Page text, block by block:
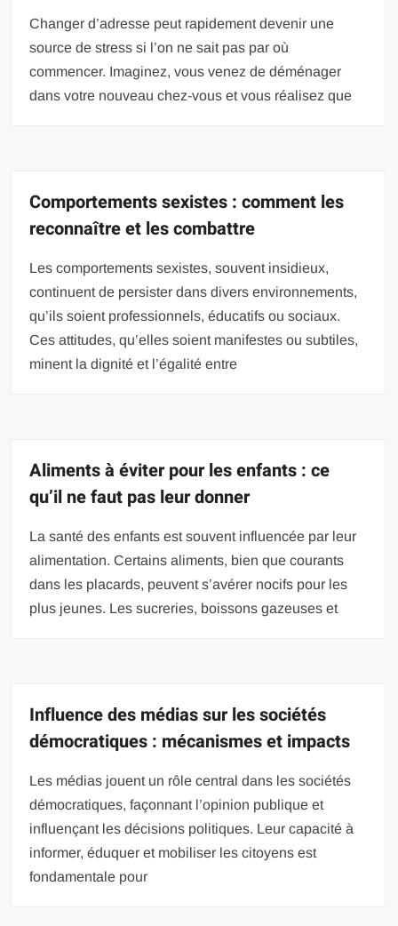
Changer d’adresse peut rapidement devenir une
source de stress si l’on ne sait pas par où
commencer. Imaginez, vous venez de déménager
dans votre nouveau chez-vous et vous réalisez que
Comportements sexistes : comment les
reconnaître et les combattre
Les comportements sexistes, souvent insidieux,
continuent de persister dans divers environnements,
qu’ils soient professionnels, éducatifs ou sociaux.
Ces attitudes, qu’elles soient manifestes ou subtiles,
minent la dignité et l’égalité entre
Aliments à éviter pour les enfants : ce
qu’il ne faut pas leur donner
La santé des enfants est souvent influencée par leur
alimentation. Certains aliments, bien que courants
dans les placards, peuvent s’avérer nocifs pour les
plus jeunes. Les sucreries, boissons gazeuses et
Influence des médias sur les sociétés
démocratiques : mécanismes et impacts
Les médias jouent un rôle central dans les sociétés
démocratiques, façonnant l’opinion publique et
influençant les décisions politiques. Leur capacité à
informer, éduquer et mobiliser les citoyens est
fondamentale pour